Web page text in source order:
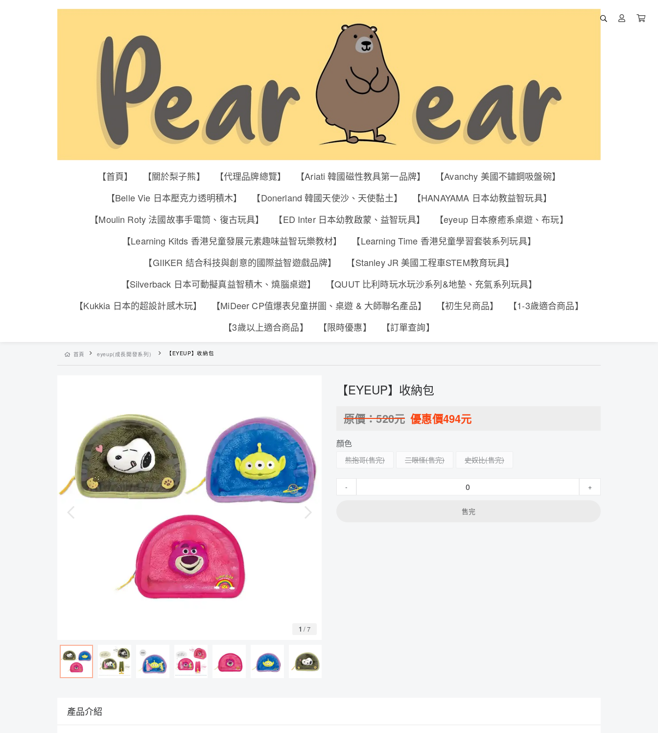
【首頁】 【關於梨子熊】 【代理品牌總覽】 【Ariati 韓國磁性教具第一品牌】
【Avanchy 美國不鏽鋼吸盤碗】
【Belle Vie 日本壓克力透明積木】
【Donerland 韓國天使沙、天使黏土】
【HANAYAMA 日本幼教益智玩具】
【Moulin Roty 法國故事手電筒、復古玩具】
【ED Inter 日本幼教啟蒙、益智玩具】
【eyeup 日本療癒系桌遊、布玩】
【Learning Kitds 香港兒童發展元素趣味益智玩樂教材】
【Learning Time 香港兒童學習套裝系列玩具】
【GIIKER 結合科技與創意的國際益智遊戲品牌】
【Stanley JR 美國工程車STEM教育玩具】
【Silverback 日本可動擬真益智積木、燒腦桌遊】
【QUUT 比利時玩水玩沙系列&地墊、充氣系列玩具】
【Kukkia 日本的超設計感木玩】
【MiDeer CP值爆表兒童拼圖、桌遊 & 大師聯名產品】 【初生兒商品】
【1-3歲適合商品】
【3歲以上適合商品】
【限時優惠】 【訂單查詢】
首頁 eyeup(成長開發系列) 【EYEUP】收納包
1 /7
【EYEUP】收納包
原價：520元 優惠價494元
顏色
熊抱哥 三眼怪 史奴比
- +
售完
產品介紹